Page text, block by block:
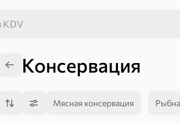
Консервация
Мясная консервация